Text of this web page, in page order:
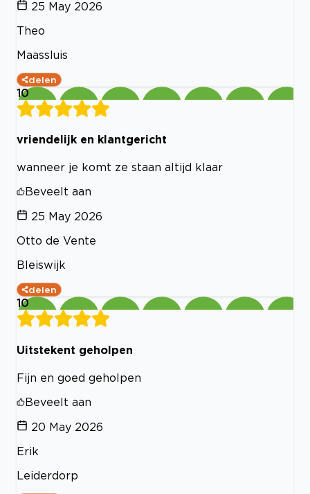
25 May 2026
Theo
Maassluis
delen
10
vriendelijk en klantgericht
wanneer je komt ze staan altijd klaar
Beveelt aan
25 May 2026
Otto de Vente
Bleiswijk
delen
10
Uitstekent geholpen
Fijn en goed geholpen
Beveelt aan
20 May 2026
Erik
Leiderdorp